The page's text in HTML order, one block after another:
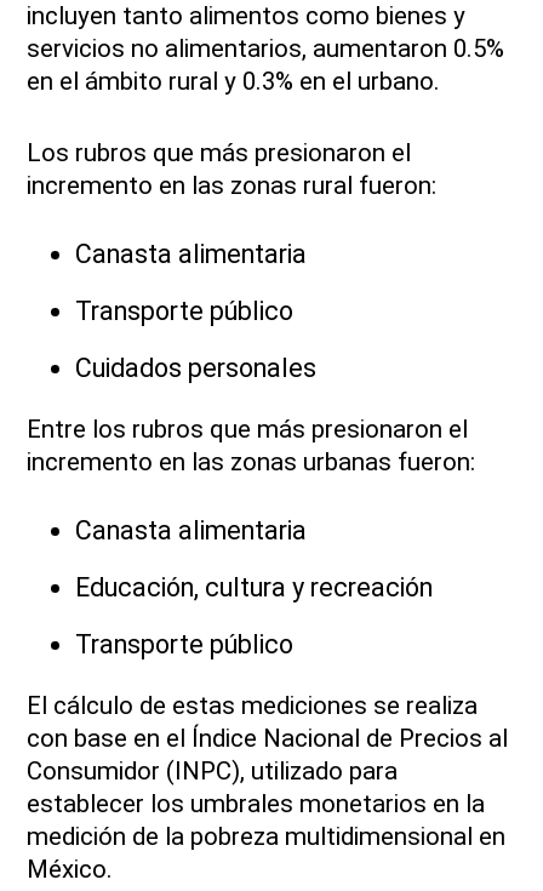
incluyen tanto alimentos como bienes y
servicios no alimentarios, aumentaron 0.5%
en el ámbito rural y 0.3% en el urbano.
Los rubros que más presionaron el
incremento en las zonas rural fueron:
Canasta alimentaria
Transporte público
Cuidados personales
Entre los rubros que más presionaron el
incremento en las zonas urbanas fueron:
Canasta alimentaria
Educación, cultura y recreación
Transporte público
El cálculo de estas mediciones se realiza
con base en el Índice Nacional de Precios al
Consumidor (INPC), utilizado para
establecer los umbrales monetarios en la
medición de la pobreza multidimensional en
México.